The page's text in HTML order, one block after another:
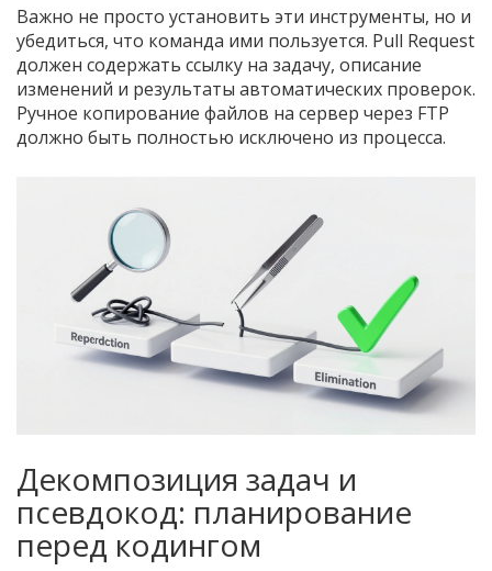
Важно не просто установить эти инструменты, но и
убедиться, что команда ими пользуется. Pull Request
должен содержать ссылку на задачу, описание
изменений и результаты автоматических проверок.
Ручное копирование файлов на сервер через FTP
должно быть полностью исключено из процесса.
Декомпозиция задач и
псевдокод: планирование
перед кодингом